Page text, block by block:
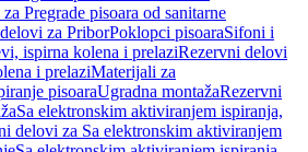
Pregrade pisoara od sanitarne
za PriborPoklopci pisoaraSifoni i
ispirna kolena i prelaziRezervni delovi
i prelaziMaterijali za
pisoaraUgradna montažaRezervni
Sa elektronskim aktiviranjem ispiranja,
delovi za Sa elektronskim aktiviranjem